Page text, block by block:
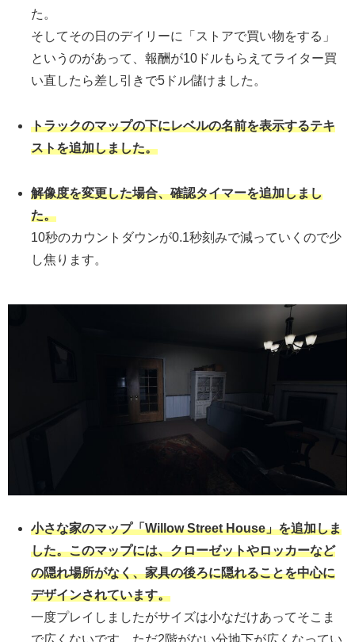
た。
そしてその日のデイリーに「ストアで買い物をする」
というのがあって、報酬が10ドルもらえてライター買
い直したら差し引きで5ドル儲けました。
トラックのマップの下にレベルの名前を表示するテキ
ストを追加しました。
解像度を変更した場合、確認タイマーを追加しまし
た。
10秒のカウントダウンが0.1秒刻みで減っていくので少
し焦ります。
小さな家のマップ「Willow Street House」を追加しま
した。このマップには、クローゼットやロッカーなど
の隠れ場所がなく、家具の後ろに隠れることを中心に
デザインされています。
一度プレイしましたがサイズは小なだけあってそこま